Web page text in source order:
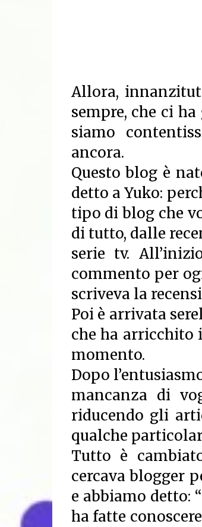
Allora,
sempre, che ci
siamo
ancora.
Questo blog è
detto a Yuko:
tipo di blog che
di tutto, dalle
serie tv.
commento per
scriveva la
Poi è arrivata
che ha arricchito
momento.
Dopo
mancanza di
riducendo gli
qualche
Tutto è
cercava blogger
e abbiamo detto:
ha fatte